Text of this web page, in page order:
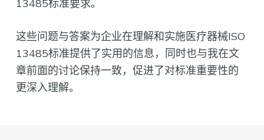
13485标准要求。
这些问题与答案为企业在理解和实施医疗器械ISO
13485标准提供了实用的信息，同时也与我在文
章前面的讨论保持一致，促进了对标准重要性的
更深入理解。